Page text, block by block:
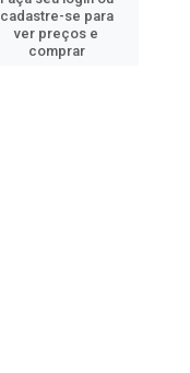
cadastre-se para
ver preços e
comprar